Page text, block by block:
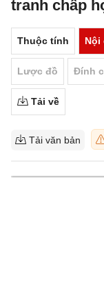
tranh chấp
Thuộc tính Nội
Lược đồ Đính
Tải về
Tải văn bản